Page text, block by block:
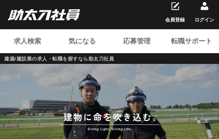
建築/建設業の求人・転職を探すなら助太刀社員
求人検索 気になる 応募管理 転職サポート
会員登録 ログイン